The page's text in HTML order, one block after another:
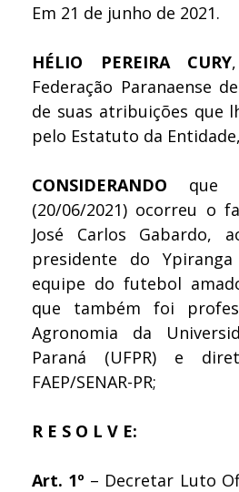
Em 21 de junho de 2021.
HÉLIO PEREIRA CURY
Federação Paranaense
de suas atribuições que
pelo Estatuto da Entidade,
CONSIDERANDO que
(20/06/2021) ocorreu o
José Carlos Gabardo,
presidente do
equipe do futebol
que também foi
Agronomia da
Paraná (UFPR) e
FAEP/SENAR-PR;
R E S O L V E:
Art. 1º – Decretar Luto